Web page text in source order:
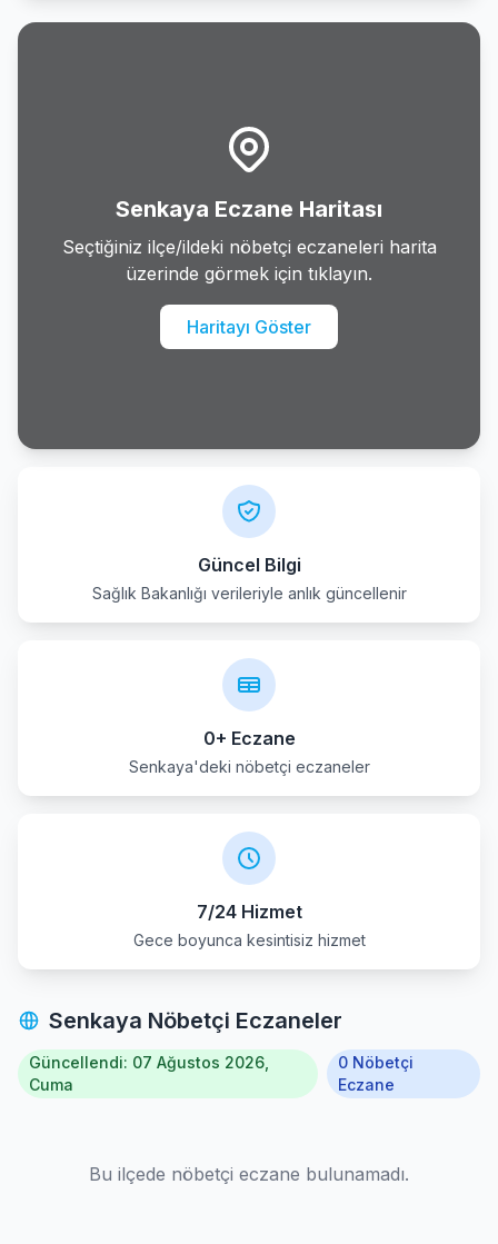
Palandoken
Yakutiye
Senkaya Eczane Haritası
Seçtiğiniz ilçe/ildeki nöbetçi eczaneleri harita
üzerinde görmek için tıklayın.
Haritayı Göster
Güncel Bilgi
Sağlık Bakanlığı verileriyle anlık güncellenir
0+ Eczane
Senkaya'deki nöbetçi eczaneler
7/24 Hizmet
Gece boyunca kesintisiz hizmet
Senkaya Nöbetçi Eczaneler
Güncellendi: 07 Ağustos 2026,
Cuma
0 Nöbetçi
Eczane
Bu ilçede nöbetçi eczane bulunamadı.